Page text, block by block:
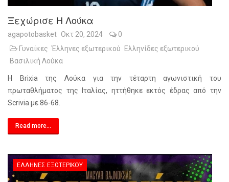
Ξεχώρισε Η Λούκα
agapotobasket Οκτ 20, 2024
0
Γυναίκες Έλληνες εξωτερικού
Ελληνίδες εξωτερικού
Βασιλική Λούκα
Η Brixia της Λούκα για την τέταρτη αγωνιστική του
πρωταθλήματος της Ιταλίας, ηττήθηκε εκτός έδρας από την
Scrivia με 86-68.
Read more...
ΈΛΛΗΝΕΣ ΕΞΩΤΕΡΙΚΟΎ